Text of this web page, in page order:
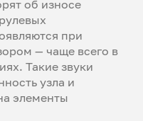
об износе
при
— чаще всего в
Такие звуки
узла и
элементы